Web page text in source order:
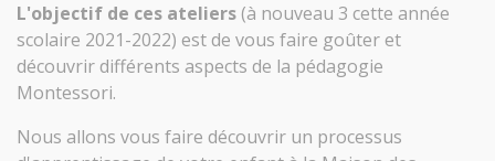
L'objectif de ces ateliers (à nouveau 3 cette année
scolaire 2021-2022) est de vous faire goûter et
découvrir différents aspects de la pédagogie
Montessori.
Nous allons vous faire découvrir un processus